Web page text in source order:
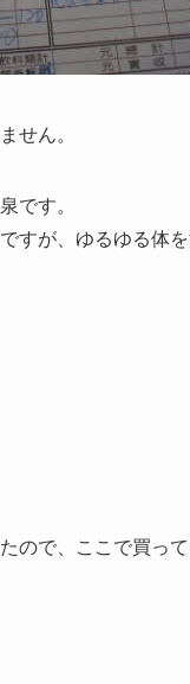
せん。
です。
すが、ゆるゆる体
ので、ここで買って